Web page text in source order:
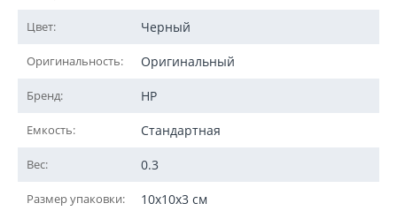
Цвет: Черный
Оригинальность: Оригинальный
Бренд: HP
Емкость: Стандартная
Вес: 0.3
Размер упаковки: 10x10x3 см